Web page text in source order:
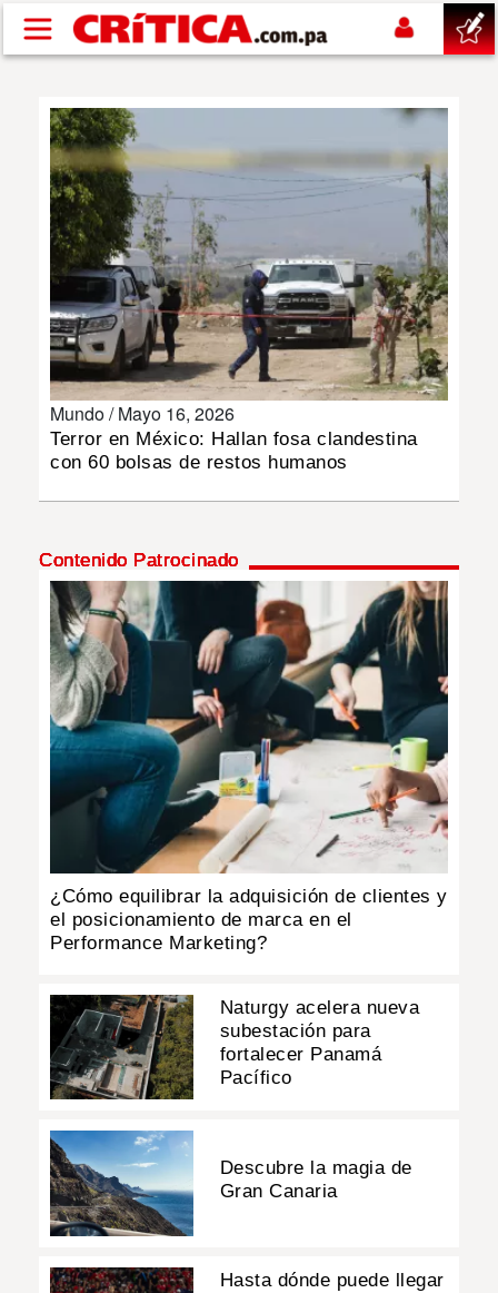
Pasar al contenido principal
SUCESOS
NACIONAL
POLÍTICA
SHOW
DEPORTES
MULTIMEDIA
IMPRESO
Mundo /Mayo 16, 2026
Terror en México: Hallan fosa clandestina
con 60 bolsas de restos humanos
Contenido Patrocinado
¿Cómo equilibrar la adquisición de clientes y
el posicionamiento de marca en el
Performance Marketing?
Naturgy acelera nueva
subestación para
fortalecer Panamá
Pacífico
Descubre la magia de
Gran Canaria
Hasta dónde puede llegar